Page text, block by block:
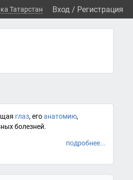
Татарстан Вход / Регистрация
глаз, егоанатомию,
болезней.
подробнее...